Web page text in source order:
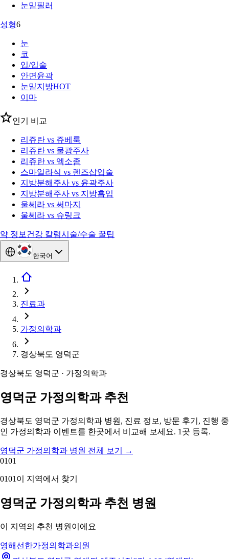
눈밑필러
성형6
눈
코
입/입술
안면윤곽
눈밑지방HOT
이마
인기 비교
리쥬란 vs 쥬베룩
리쥬란 vs 물광주사
리쥬란 vs 엑소좀
스마일라식 vs 렌즈삽입술
지방분해주사 vs 윤곽주사
지방분해주사 vs 지방흡입
울쎄라 vs 써마지
울쎄라 vs 슈링크
약 정보 건강 칼럼시술/수술 꿀팁
한국어
진료과
가정의학과
경상북도 영덕군
경상북도 영덕군 · 가정의학과
영덕군 가정의학과 추천
경상북도 영덕군 가정의학과 병원, 진료 정보, 방문 후기, 진행 중
인 가정의학과 이벤트를 한곳에서 비교해 보세요. 1곳 등록.
영덕군 가정의학과 병원 전체 보기
→
0101
0101 이 지역에서 찾기
영덕군 가정의학과 추천 병원
이 지역의 추천 병원이에요
영해선한가정의학과의원